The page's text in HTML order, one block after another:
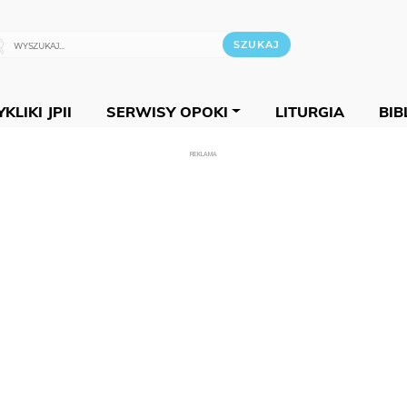
JPII SERWISY OPOKI LITURGIA
REKLAMA